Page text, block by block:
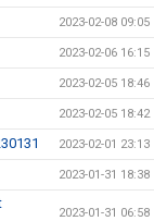
2023-02-08 09:05
2023-02-06 16:15
2023-02-05 18:46
2023-02-05 18:42
2023-02-01 23:13
2023-01-31 18:38
2023-01-31 06:58